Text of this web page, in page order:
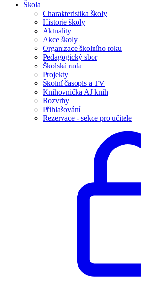
Škola
Charakteristika školy
Historie školy
Aktuality
Akce školy
Organizace školního roku
Pedagogický sbor
Školská rada
Projekty
Školní časopis a TV
Knihovnička AJ knih
Rozvrhy
Přihlašování
Rezervace - sekce pro učitele